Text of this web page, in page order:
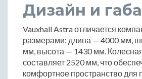
Дизайн и
Vauxhall Astra отличается
размерами: длина — 4000 мм,
мм, высота — 1430 мм.
составляет 2520 мм, что
комфортное пространство для